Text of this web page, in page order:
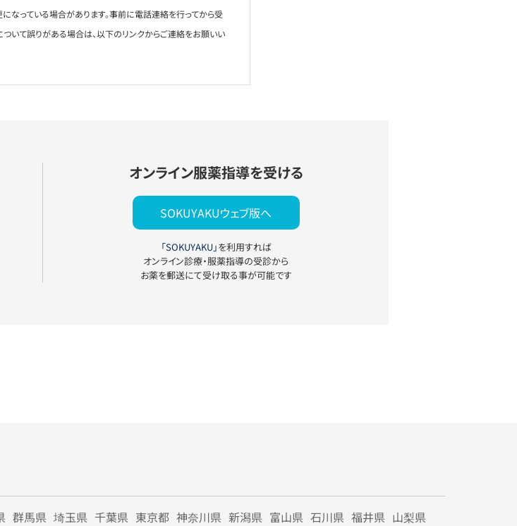
なっている場合があります。事前に電話連絡を行ってから受
ついて誤りがある場合は、以下のリンクからご連絡をお願いい
オンライン服薬指導を受ける
SOKUYAKUウェブ版へ
「SOKUYAKU」を利用すれば
オンライン診療・服薬指導の受診から
お薬を郵送にて受け取る事が可能です
群馬県 埼玉県 千葉県 東京都 神奈川県 新潟県 富山県 石川県 福井県 山梨県